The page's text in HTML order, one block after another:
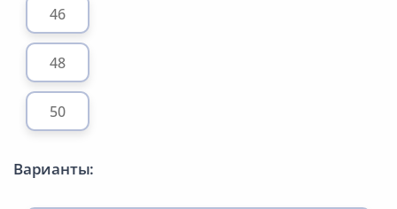
46
48
50
Варианты: